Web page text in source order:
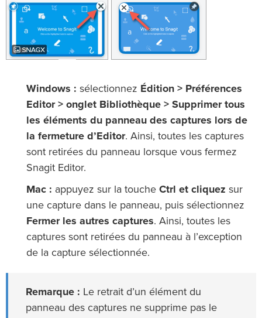
Windows : sélectionnez Édition > Préférences
Editor > onglet Bibliothèque > Supprimer tous
les éléments du panneau des captures lors de
la fermeture d’Editor. Ainsi, toutes les captures
sont retirées du panneau lorsque vous fermez
Snagit Editor.
Mac : appuyez sur la touche Ctrl et cliquez sur
une capture dans le panneau, puis sélectionnez
Fermer les autres captures. Ainsi, toutes les
captures sont retirées du panneau à l’exception
de la capture sélectionnée.
Remarque : Le retrait d’un élément du
panneau des captures ne supprime pas le